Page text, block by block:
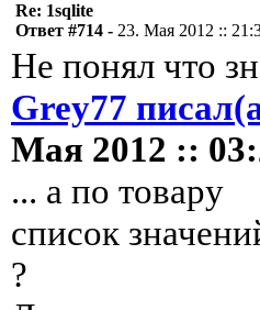
Re: 1sqlite
Ответ #714 - 23. Мая 2012 ::
Не понял что
Grey77
Мая 2012 ::
... а по товару
список
?